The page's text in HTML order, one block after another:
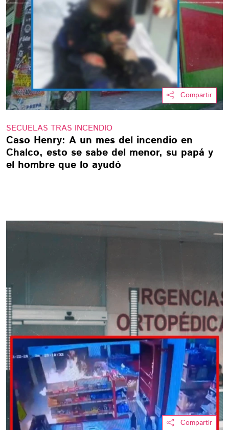
Compartir
SECUELAS TRAS INCENDIO
Caso Henry: A un mes del incendio en
Chalco, esto se sabe del menor, su papá y
el hombre que lo ayudó
Compartir